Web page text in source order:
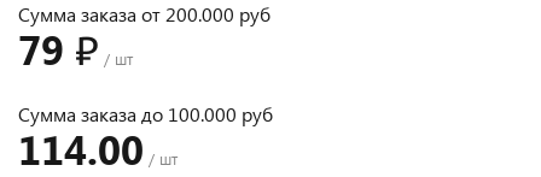
Сумма заказа от 200.000 руб
79 ₽ / шт
Сумма заказа до 100.000 руб
114.00 / шт